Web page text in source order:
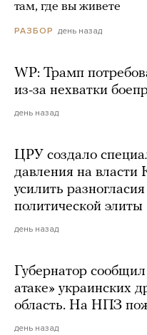
там, где вы живете
РАЗБОР день назад
WP: Трамп
из-за нехватки
день назад
ЦРУ создало
давления на власти
усилить
политической элиты
день назад
Губернатор
атаке» украинских
область. На НПЗ
день назад